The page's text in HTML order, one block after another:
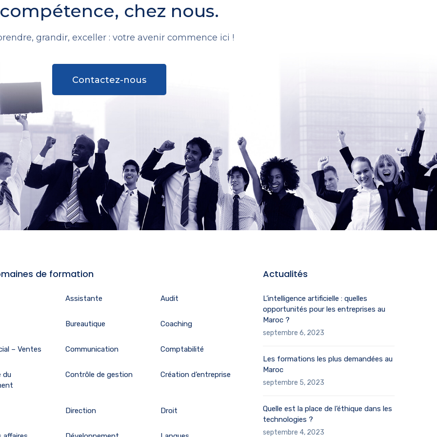
compétence, chez nous.
grandir, exceller : votre avenir commence ici !
Contactez-nous
de formation
Assistante Audit
Bureautique Coaching
– Ventes Communication Comptabilité
du
Contrôle de gestion Création d’entreprise
Direction Droit
Actualités
L’intelligence artificielle : quelles
opportunités pour les entreprises au
Maroc ?
septembre 6, 2023
Les formations les plus demandées au
Maroc
septembre 5, 2023
Quelle est la place de l’éthique dans les
technologies ?
septembre 4, 2023